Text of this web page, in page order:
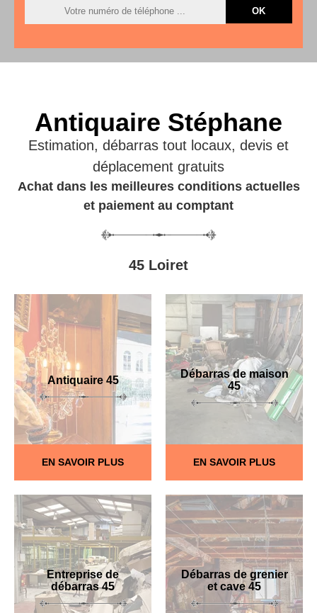
Antiquaire Stéphane
Estimation, débarras tout locaux, devis et
déplacement gratuits
Achat dans les meilleures conditions actuelles
et paiement au comptant
45 Loiret
Antiquaire 45
EN SAVOIR PLUS
Débarras de maison
45
EN SAVOIR PLUS
Entreprise de
débarras 45
Débarras de grenier
et cave 45